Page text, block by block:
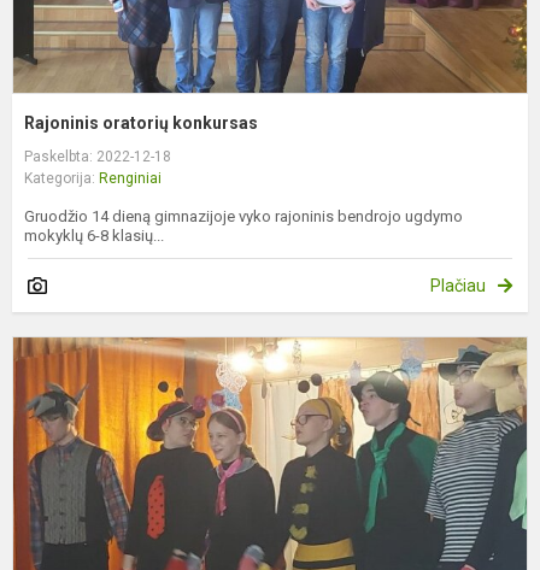
Rajoninis oratorių konkursas
Paskelbta: 2022-12-18
Kategorija: Renginiai
Gruodžio 14 dieną gimnazijoje vyko rajoninis bendrojo ugdymo
mokyklų 6-8 klasių...
Plačiau